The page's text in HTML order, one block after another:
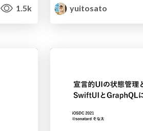
1.5k
yuitosato